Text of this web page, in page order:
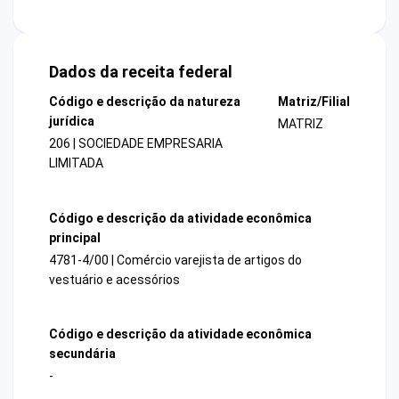
Dados da receita federal
Código e descrição da natureza
jurídica
206 | SOCIEDADE EMPRESARIA
LIMITADA
Matriz/Filial
MATRIZ
Código e descrição da atividade econômica
principal
4781-4/00 | Comércio varejista de artigos do
vestuário e acessórios
Código e descrição da atividade econômica
secundária
-